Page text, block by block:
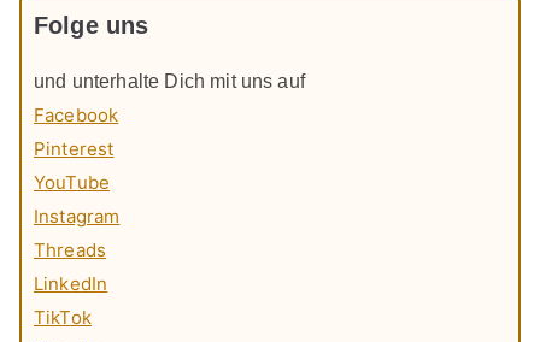
Folge uns
und unterhalte Dich mit uns auf
Facebook
Pinterest
YouTube
Instagram
Threads
LinkedIn
TikTok